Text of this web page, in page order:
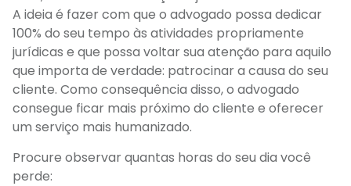
A ideia é fazer com que o advogado possa dedicar
100% do seu tempo às atividades propriamente
jurídicas e que possa voltar sua atenção para aquilo
que importa de verdade: patrocinar a causa do seu
cliente. Como consequência disso, o advogado
consegue ficar mais próximo do cliente e oferecer
um serviço mais humanizado.
Procure observar quantas horas do seu dia você
perde: